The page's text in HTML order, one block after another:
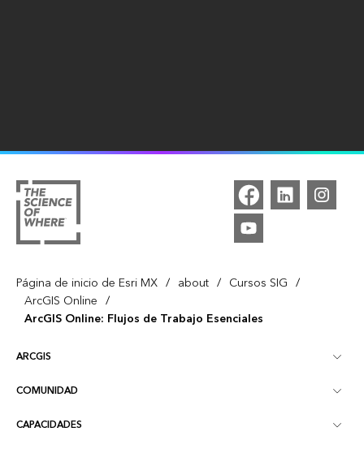
Página de inicio de Esri MX / about / Cursos SIG /
ArcGIS Online /
ArcGIS Online: Flujos de Trabajo Esenciales
ARCGIS
Descripción general de ArcGIS
Mapeo
COMUNIDAD
Blog
CAPACIDADES